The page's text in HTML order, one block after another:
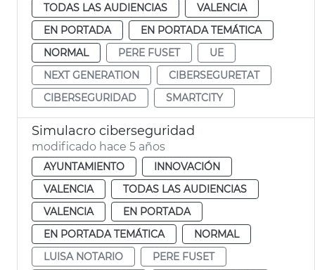
TODAS LAS AUDIENCIAS
VALENCIA
EN PORTADA
EN PORTADA TEMÁTICA
NORMAL
PERE FUSET
UE
NEXT GENERATION
CIBERSEGURETAT
CIBERSEGURIDAD
SMARTCITY
Simulacro ciberseguridad
modificado hace 5 años
AYUNTAMIENTO
INNOVACIÓN
VALENCIA
TODAS LAS AUDIENCIAS
VALENCIA
EN PORTADA
EN PORTADA TEMÁTICA
NORMAL
LUISA NOTARIO
PERE FUSET